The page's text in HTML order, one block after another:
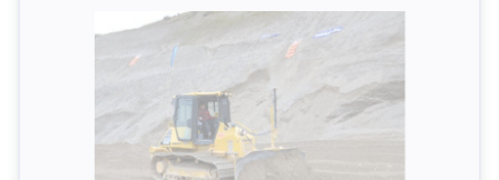
Krane
Container | Raumsysteme
New Holland